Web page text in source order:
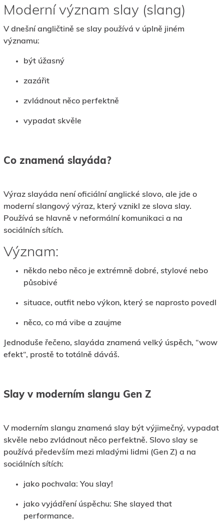
Moderní význam slay (slang)
V dnešní angličtině se slay používá v úplně jiném
významu:
být úžasný
zazářit
zvládnout něco perfektně
vypadat skvěle
Co znamená slayáda?
Výraz slayáda není oficiální anglické slovo, ale jde o
moderní slangový výraz, který vznikl ze slova slay.
Používá se hlavně v neformální komunikaci a na
sociálních sítích.
Význam:
někdo nebo něco je extrémně dobré, stylové nebo
působivé
situace, outfit nebo výkon, který se naprosto povedl
něco, co má vibe a zaujme
Jednoduše řečeno, slayáda znamená velký úspěch, “wow
efekt“, prostě to totálně dáváš.
Slay v moderním slangu Gen Z
V moderním slangu znamená slay být výjimečný, vypadat
skvěle nebo zvládnout něco perfektně. Slovo slay se
používá především mezi mladými lidmi (Gen Z) a na
sociálních sítích:
jako pochvala: You slay!
jako vyjádření úspěchu: She slayed that
performance.